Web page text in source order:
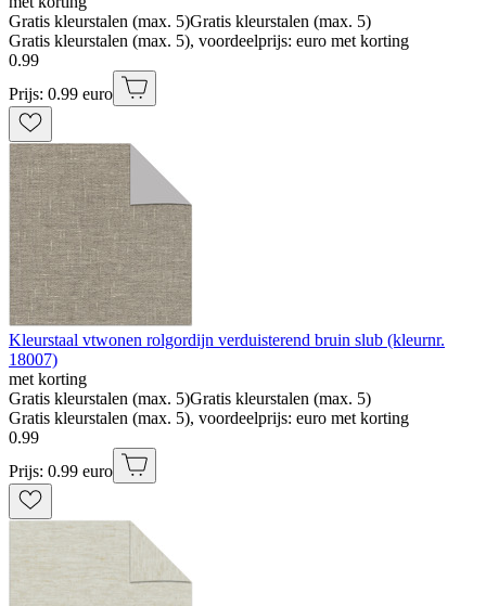
Gratis kleurstalen (max. 5)Gratis kleurstalen (max. 5)
Gratis kleurstalen (max. 5), voordeelprijs: euro met korting
0.99
Prijs: 0.99 euro
Kleurstaal vtwonen rolgordijn verduisterend bruin slub (kleurnr.
18007)
met korting
Gratis kleurstalen (max. 5)Gratis kleurstalen (max. 5)
Gratis kleurstalen (max. 5), voordeelprijs: euro met korting
0.99
Prijs: 0.99 euro